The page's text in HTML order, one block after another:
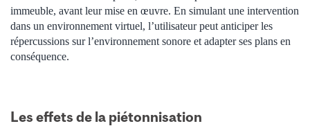
immeuble, avant leur mise en œuvre. En simulant une intervention
dans un environnement virtuel, l’utilisateur peut anticiper les
répercussions sur l’environnement sonore et adapter ses plans en
conséquence.
Les effets de la piétonnisation